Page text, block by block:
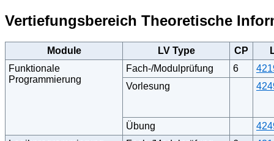
Vertiefungsbereich Theoretische
Module LV Type CP
Funktionale
Programmierung
Fach-/Modulprüfung 6
Vorlesung
Übung